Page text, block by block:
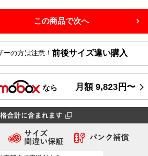
この商品で次へ
の方は注意！ 前後サイズ違い購入
なら 月額 9,823円〜